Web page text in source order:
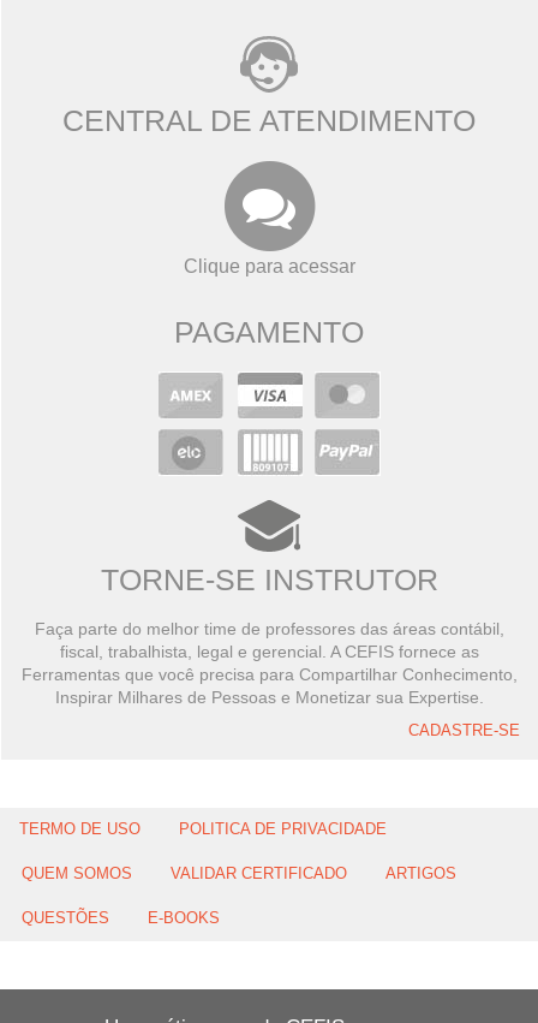
CENTRAL DE ATENDIMENTO
Clique para acessar
PAGAMENTO
TORNE-SE INSTRUTOR
Faça parte do melhor time de professores das áreas contábil,
fiscal, trabalhista, legal e gerencial. A CEFIS fornece as
Ferramentas que você precisa para Compartilhar Conhecimento,
Inspirar Milhares de Pessoas e Monetizar sua Expertise.
CADASTRE-SE
TERMO DE USO POLITICA DE PRIVACIDADE
QUEM SOMOS VALIDAR CERTIFICADO ARTIGOS
QUESTÕES E-BOOKS